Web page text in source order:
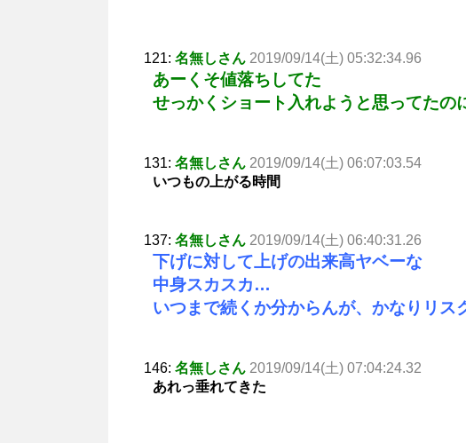
121: 名無しさん 2019/09/14(土) 05:32:34.96
あーくそ値落ちしてた
せっかくショート入れようと思ってたの
131: 名無しさん 2019/09/14(土) 06:07:03.54
いつもの上がる時間
137: 名無しさん 2019/09/14(土) 06:40:31.26
下げに対して上げの出来高ヤベーな
中身スカスカ…
いつまで続くか分からんが、かなりリス
146: 名無しさん 2019/09/14(土) 07:04:24.32
あれっ垂れてきた